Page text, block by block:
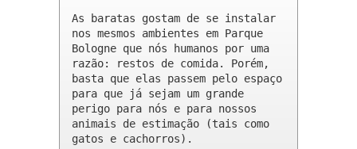
As baratas gostam de se instalar
nos mesmos ambientes em Parque
Bologne que nós humanos por uma
razão: restos de comida. Porém,
basta que elas passem pelo espaço
para que já sejam um grande
perigo para nós e para nossos
animais de estimação (tais como
gatos e cachorros).